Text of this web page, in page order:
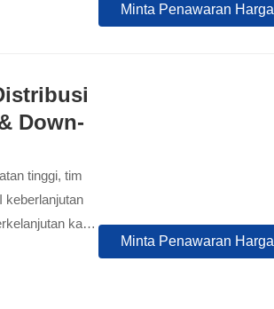
Minta Penawaran Harga
Down-
tinggi, tim
keberlanjutan
kami
Minta Penawaran Harga